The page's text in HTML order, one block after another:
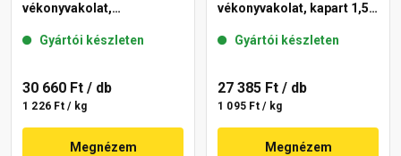
vékonyvakolat,
22-D 25 kg
Gyártói készleten
30 660 Ft / db
1 226 Ft / kg
Megnézem
vékonyvakolat, kapart 1,5
Gyártói készleten
27 385 Ft / db
1 095 Ft / kg
Megnézem